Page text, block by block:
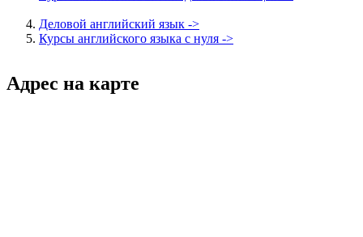
Деловой английский язык ->
Курсы английского языка с нуля ->
Адрес на карте